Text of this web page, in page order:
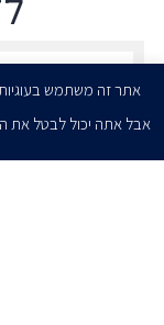
אני מאשר/ת בזאת
הודעות והזמנות
אתר זה משתמש
אבל אתה יכול לבטל